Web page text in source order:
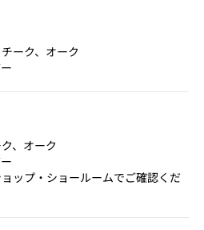
ーク、オーク
、オーク
ップ・ショールームでご確認くだ